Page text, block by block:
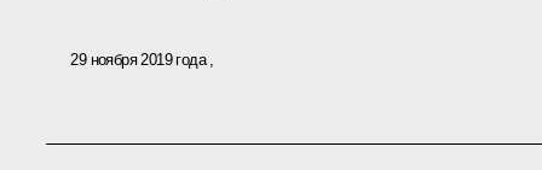
29 ноября 2019 года